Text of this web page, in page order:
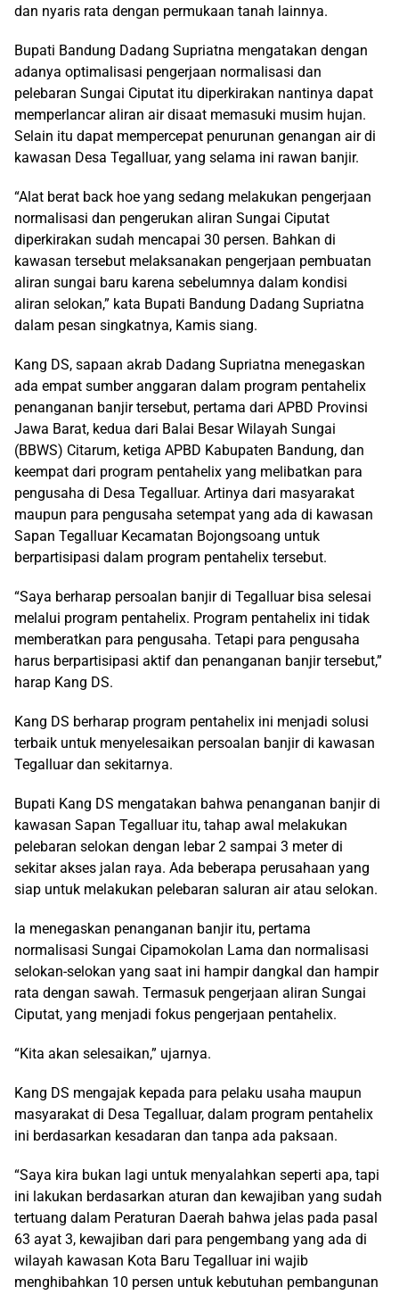
dan nyaris rata dengan permukaan tanah lainnya.
Bupati Bandung Dadang Supriatna mengatakan dengan
adanya optimalisasi pengerjaan normalisasi dan
pelebaran Sungai Ciputat itu diperkirakan nantinya dapat
memperlancar aliran air disaat memasuki musim hujan.
Selain itu dapat mempercepat penurunan genangan air di
kawasan Desa Tegalluar, yang selama ini rawan banjir.
“Alat berat back hoe yang sedang melakukan pengerjaan
normalisasi dan pengerukan aliran Sungai Ciputat
diperkirakan sudah mencapai 30 persen. Bahkan di
kawasan tersebut melaksanakan pengerjaan pembuatan
aliran sungai baru karena sebelumnya dalam kondisi
aliran selokan,” kata Bupati Bandung Dadang Supriatna
dalam pesan singkatnya, Kamis siang.
Kang DS, sapaan akrab Dadang Supriatna menegaskan
ada empat sumber anggaran dalam program pentahelix
penanganan banjir tersebut, pertama dari APBD Provinsi
Jawa Barat, kedua dari Balai Besar Wilayah Sungai
(BBWS) Citarum, ketiga APBD Kabupaten Bandung, dan
keempat dari program pentahelix yang melibatkan para
pengusaha di Desa Tegalluar. Artinya dari masyarakat
maupun para pengusaha setempat yang ada di kawasan
Sapan Tegalluar Kecamatan Bojongsoang untuk
berpartisipasi dalam program pentahelix tersebut.
“Saya berharap persoalan banjir di Tegalluar bisa selesai
melalui program pentahelix. Program pentahelix ini tidak
memberatkan para pengusaha. Tetapi para pengusaha
harus berpartisipasi aktif dan penanganan banjir tersebut,”
harap Kang DS.
Kang DS berharap program pentahelix ini menjadi solusi
terbaik untuk menyelesaikan persoalan banjir di kawasan
Tegalluar dan sekitarnya.
Bupati Kang DS mengatakan bahwa penanganan banjir di
kawasan Sapan Tegalluar itu, tahap awal melakukan
pelebaran selokan dengan lebar 2 sampai 3 meter di
sekitar akses jalan raya. Ada beberapa perusahaan yang
siap untuk melakukan pelebaran saluran air atau selokan.
Ia menegaskan penanganan banjir itu, pertama
normalisasi Sungai Cipamokolan Lama dan normalisasi
selokan-selokan yang saat ini hampir dangkal dan hampir
rata dengan sawah. Termasuk pengerjaan aliran Sungai
Ciputat, yang menjadi fokus pengerjaan pentahelix.
“Kita akan selesaikan,” ujarnya.
Kang DS mengajak kepada para pelaku usaha maupun
masyarakat di Desa Tegalluar, dalam program pentahelix
ini berdasarkan kesadaran dan tanpa ada paksaan.
“Saya kira bukan lagi untuk menyalahkan seperti apa, tapi
ini lakukan berdasarkan aturan dan kewajiban yang sudah
tertuang dalam Peraturan Daerah bahwa jelas pada pasal
63 ayat 3, kewajiban dari para pengembang yang ada di
wilayah kawasan Kota Baru Tegalluar ini wajib
menghibahkan 10 persen untuk kebutuhan pembangunan